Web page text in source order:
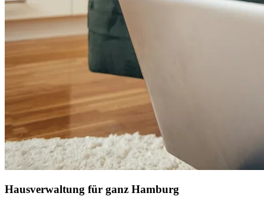
Hausverwaltung für ganz Hamburg